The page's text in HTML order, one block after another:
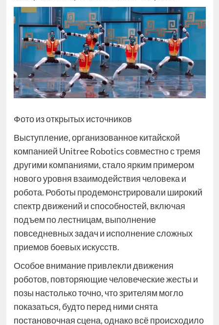
Фото из открытых источников
Выступление, организованное китайской
компанией Unitree Robotics совместно с тремя
другими компаниями, стало ярким примером
нового уровня взаимодействия человека и
робота. Роботы продемонстрировали широкий
спектр движений и способностей, включая
подъем по лестницам, выполнение
повседневных задач и исполнение сложных
приемов боевых искусств.
Особое внимание привлекли движения
роботов, повторяющие человеческие жесты и
позы настолько точно, что зрителям могло
показаться, будто перед ними снята
постановочная сцена, однако всё происходило